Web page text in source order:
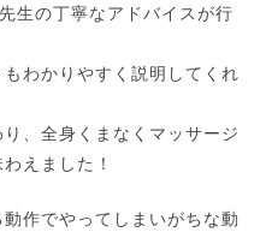
生の丁寧なアドバイスが行
わかりやすく説明してくれ
、全身くまなくマッサージ
えました！
作でやってしまいがちな動